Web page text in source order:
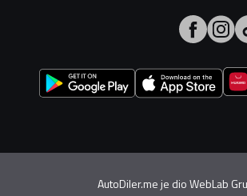
AutoDiler.me je dioWebLab